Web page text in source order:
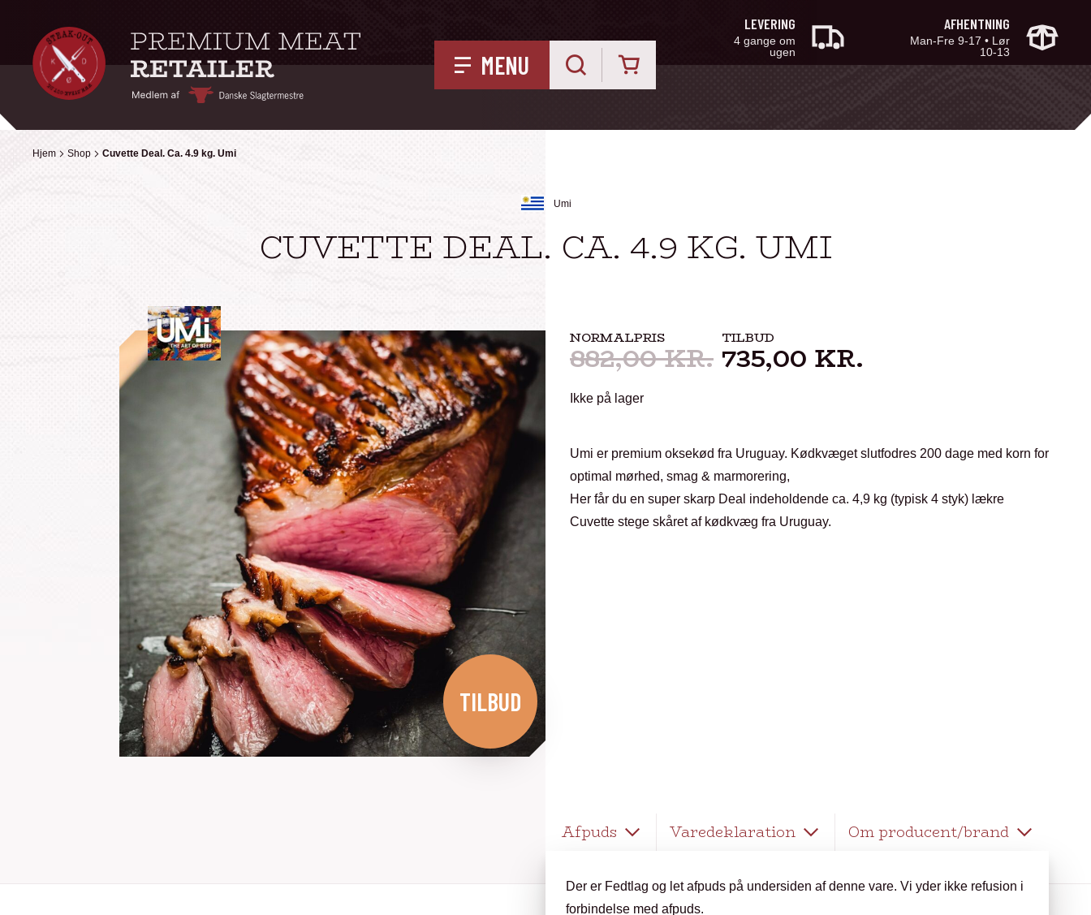
MENU
LEVERING
4 gange om
ugen
AFHENTNING
Man-Fre 9-17 • Lør
10-13
Hjem Shop Cuvette Deal. Ca. 4.9 kg. Umi
Hjem Shop Cuvette Deal. Ca. 4.9 kg. Umi
Umi
CUVETTE DEAL. CA. 4.9 KG. UMI
TILBUD
NORMALPRIS
882,00KR.
TILBUD
735,00 KR.
Ikke på lager
Umi er premium oksekød fra Uruguay. Kødkvæget slutfodres 200 dage med korn for
optimal mørhed, smag & marmorering,
Her får du en super skarp Deal indeholdende ca. 4,9 kg (typisk 4 styk) lækre
Cuvette stege skåret af kødkvæg fra Uruguay.
Afpuds Varedeklaration Om producent/brand
Der er Fedtlag og let afpuds på undersiden af denne vare. Vi yder ikke refusion i
forbindelse med afpuds.